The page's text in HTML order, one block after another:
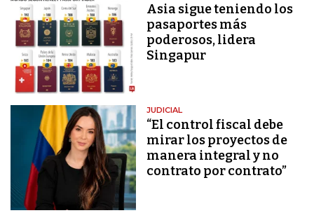
Asia sigue teniendo los
pasaportes más
poderosos, lidera
Singapur
JUDICIAL
“El control fiscal debe
mirar los proyectos de
manera integral y no
contrato por contrato”